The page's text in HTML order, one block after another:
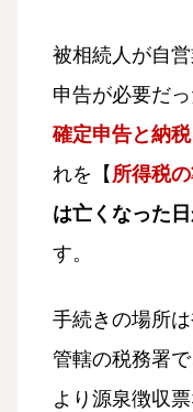
被相続人が自
申告が必要だっ
確定申告と納
れを【 所得税
は亡くなった
す。
手続きの場所
管轄の税務署
より源泉徴収